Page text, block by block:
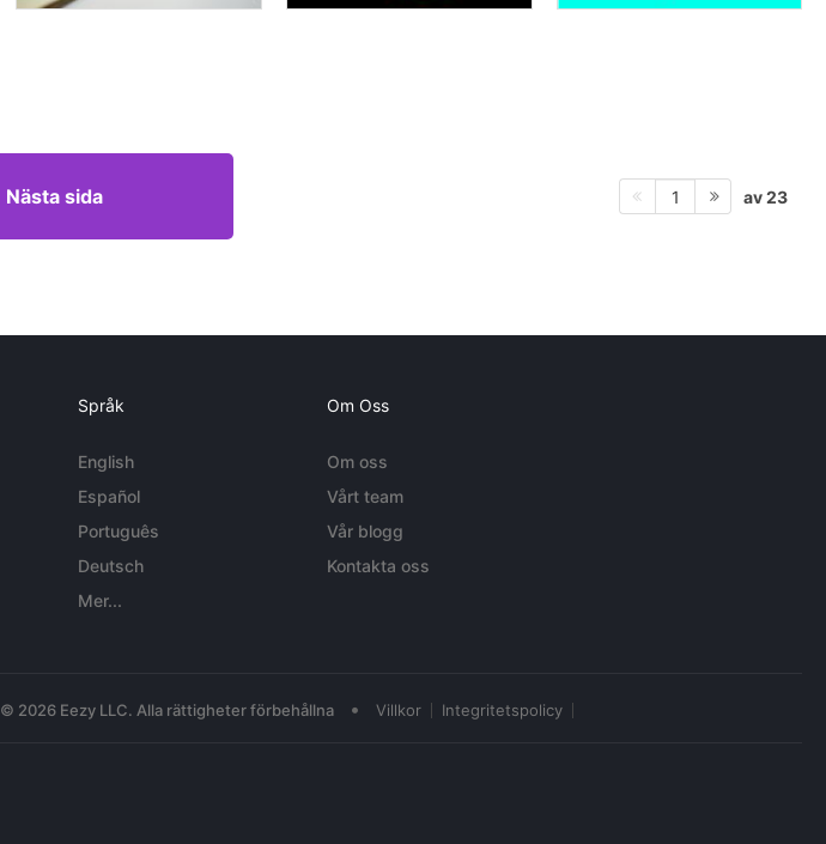
Nästa sida 1 av 23
Språk
English
Español
Português
Deutsch
Mer...
Om Oss
Om oss
Vårt team
Vår blogg
Kontakta oss
© 2026 Eezy LLC. Alla rättigheter förbehållna • Villkor Integritetspolicy